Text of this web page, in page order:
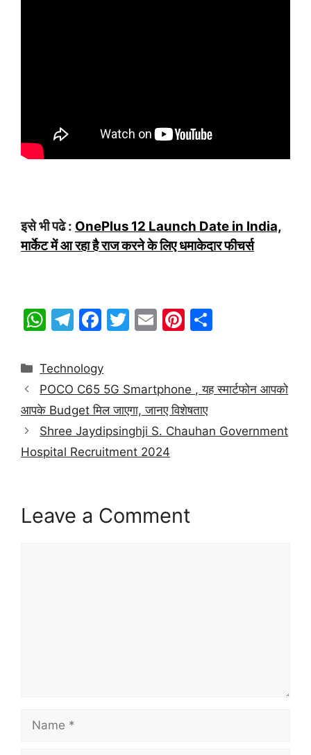
इसे भी पढे : OnePlus 12 Launch Date in India,
मार्केट में आ रहा है राज करने के लिए धमाकेदार फीचर्स
W
at
s
A
p
p
T
e
gr
a
m
F
c
e
b
o
o
T
er
E
l
Pi
e
st
e
Categories
Technology
POCO C65 5G Smartphone , यह स्मार्टफोन आपको
आपके Budget मिल जाएगा, जानए विशेषताए
Shree Jaydipsinghji S. Chauhan Government
Hospital Recruitment 2024
Leave a Comment